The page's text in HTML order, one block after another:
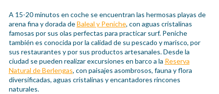
A 15-20 minutos en coche se encuentran las hermosas playas de
arena fina y dorada deBaleal y Peniche, con aguas cristalinas
famosas por sus olas perfectas para practicar surf. Peniche
también es conocida por la calidad de su pescado y marisco, por
sus restaurantes y por sus productos artesanales. Desde la
ciudad se pueden realizar excursiones en barco a la Reserva
Natural de Berlengas, con paisajes asombrosos, fauna y flora
diversificadas, aguas cristalinas y encantadores rincones
naturales.